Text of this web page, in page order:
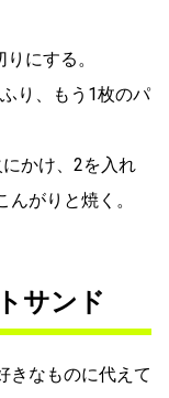
にする。
り、もう1枚のパ
かけ、2を入れ
がりと焼く。
サンド
きなものに代えて